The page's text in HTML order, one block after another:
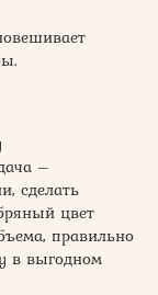
–
сделать
цвет
правильно
в выгодном